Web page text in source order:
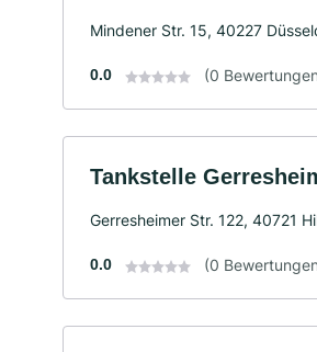
Mindener Str. 15, 40227
0.0 (0
Tankstelle
Gerresheimer Str. 122, 40721
0.0 (0